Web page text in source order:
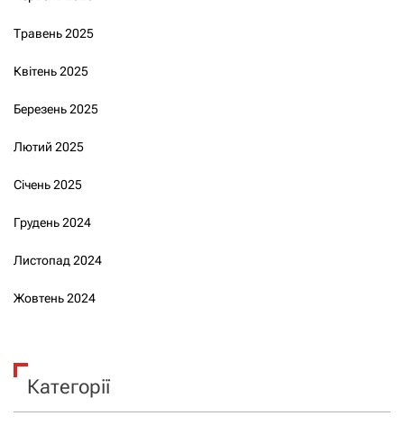
Травень 2025
Квітень 2025
Березень 2025
Лютий 2025
Січень 2025
Грудень 2024
Листопад 2024
Жовтень 2024
Категорії